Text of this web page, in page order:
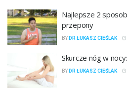
Najlepsze 2
przepony
BY DR ŁUKASZ CIEŚLAK
Skurcze nóg w
BY DR ŁUKASZ CIEŚLAK